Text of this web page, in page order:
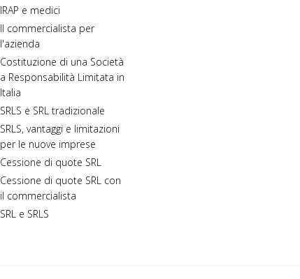
IRAP e medici
Il commercialista per
l'azienda
Costituzione di una Società
a Responsabilità Limitata in
Italia
SRLS e SRL tradizionale
SRLS, vantaggi e limitazioni
per le nuove imprese
Cessione di quote SRL
Cessione di quote SRL con
il commercialista
SRL e SRLS